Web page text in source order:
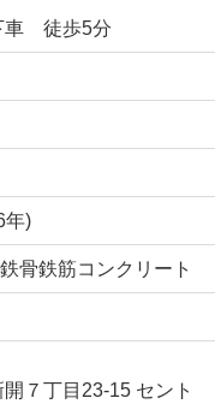
車 徒歩5分
年)
骨鉄筋コンクリート
７丁目23-15 セント